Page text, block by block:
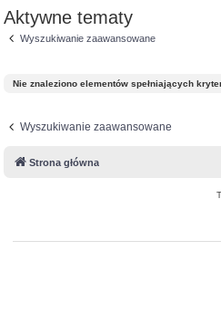
Aktywne tematy
Wyszukiwanie zaawansowane
Nie znaleziono elementów spełniających
Wyszukiwanie zaawansowane
Strona główna